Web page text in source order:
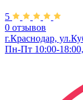
5
0 отзывов
г.Краснодар,
Пн-Пт 10:00-